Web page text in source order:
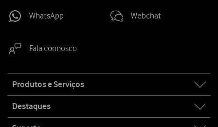
WhatsApp Webchat
Fala connosco
map
Produtos e Serviços
Destaques